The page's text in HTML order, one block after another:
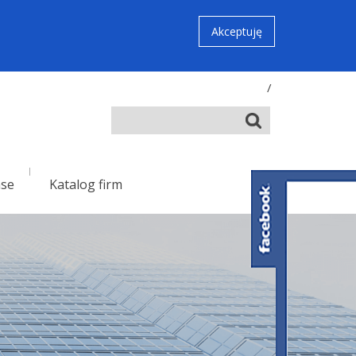
Akceptuję
/
Katalog firm